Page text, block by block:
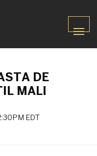
DE
MALI
EDT